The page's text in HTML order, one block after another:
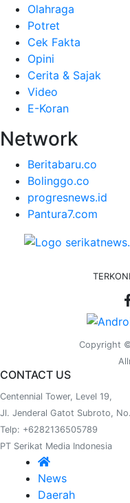
Olahraga
Potret
Cek Fakta
Opini
Cerita & Sajak
Video
E-Koran
Network
Beritabaru.co
Bolinggo.co
progresnews.id
Pantura7.com
Copyright
CONTACT US
Centennial Tower, Level 19,
Jl. Jenderal Gatot Subroto,
Telp: +6282136505789
PT Serikat Media Indonesia
News
Daerah